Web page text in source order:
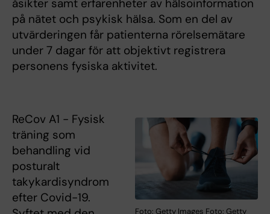
åsikter samt erfarenheter av hälsoinformation
på nätet och psykisk hälsa. Som en del av
utvärderingen får patienterna rörelsemätare
under 7 dagar för att objektivt registrera
personens fysiska aktivitet.
Foto: Getty Images Foto: Getty
ReCov A1 - Fysisk
träning som
behandling vid
posturalt
takykardisyndrom
efter Covid-19.